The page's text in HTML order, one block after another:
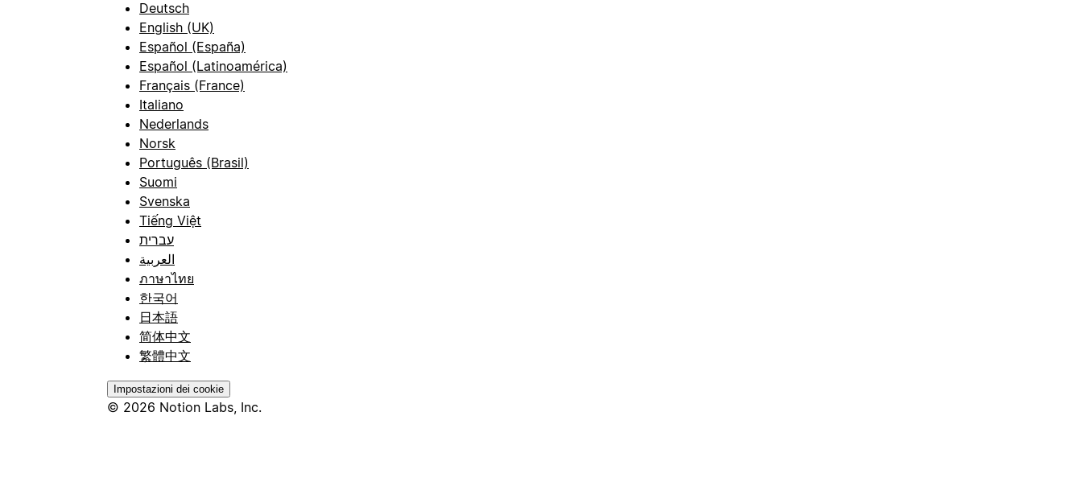
Deutsch
English (UK)
Español (España)
Español (Latinoamérica)
Français (France)
Italiano
Nederlands
Norsk
Português (Brasil)
Suomi
Svenska
Tiếng Việt
עברית
العربية
ภาษาไทย
한국어
日本語
简体中文
繁體中文
Impostazioni dei cookie
© 2026 Notion Labs, Inc.